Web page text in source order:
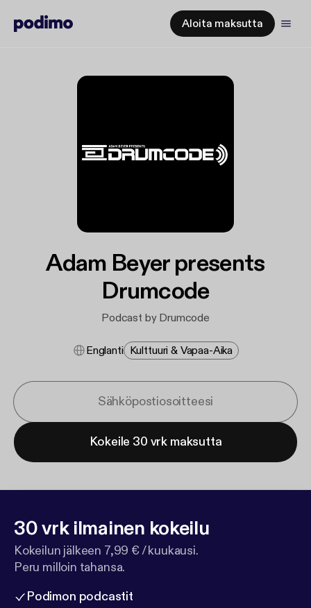
Aloita maksutta
Adam Beyer presents
Drumcode
Podcast by Drumcode
Englanti Kulttuuri & Vapaa-Aika
Kokeile 30 vrk maksutta
30 vrk ilmainen kokeilu
Kokeilun jälkeen 7,99 € / kuukausi.
Peru milloin tahansa.
Podimon podcastit